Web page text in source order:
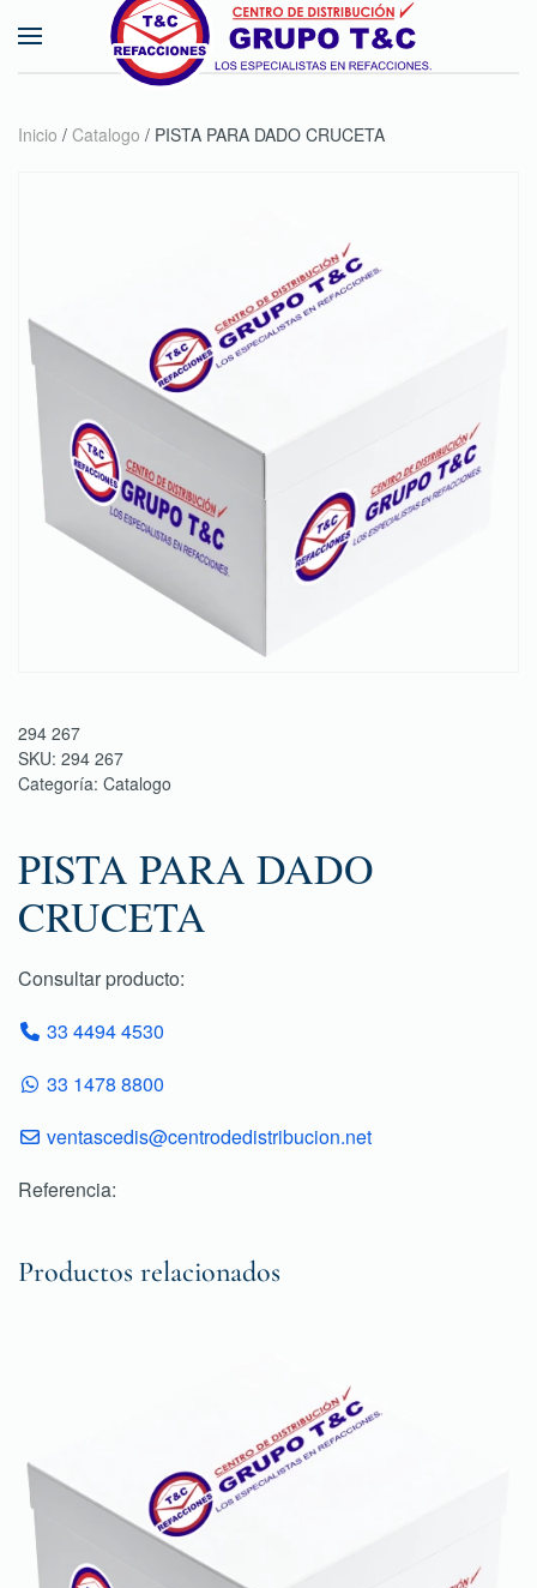
Skip to main content
Inicio / Catalogo / PISTA PARA DADO CRUCETA
294 267
SKU: 294 267
Categoría: Catalogo
PISTA PARA DADO
CRUCETA
Consultar producto:
33 4494 4530
33 1478 8800
ventascedis@centrodedistribucion.net
Referencia:
Productos relacionados